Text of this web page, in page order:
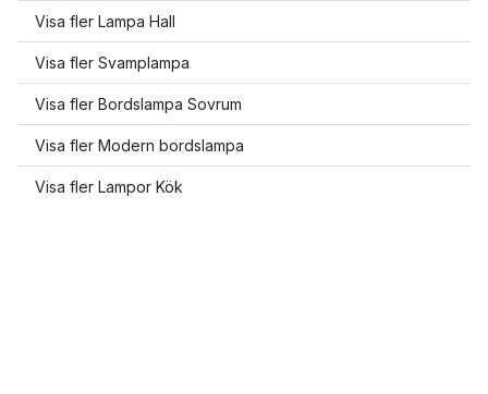
Visa fler Lampa Hall
Visa fler Svamplampa
Visa fler Bordslampa Sovrum
Visa fler Modern bordslampa
Visa fler Lampor Kök